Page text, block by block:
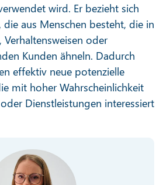
wird. Er bezieht sich
aus Menschen besteht, die in
Verhaltensweisen oder
Kunden ähneln. Dadurch
effektiv neue potenzielle
mit hoher Wahrscheinlichkeit
Dienstleistungen interessiert